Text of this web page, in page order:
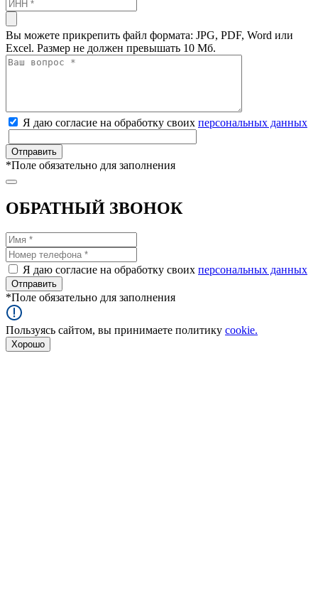
Вы можете прикрепить файл формата: JPG, PDF, Word или
Excel. Размер не должен превышать 10 Мб.
Я даю согласие на обработку своих персональных данных
*Поле обязательно для заполнения
ОБРАТНЫЙ ЗВОНОК
Я даю согласие на обработку своих персональных данных
*Поле обязательно для заполнения
Пользуясь сайтом, вы принимаете политику cookie.
Хорошо